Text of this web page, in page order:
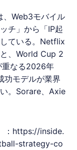
、Web3モバイル
チ」から「IP起
ている。 Netflix
、World Cup 2
重なる2026年
功モデルが業界
。Sorare、Axie
https://inside.
strategy-co